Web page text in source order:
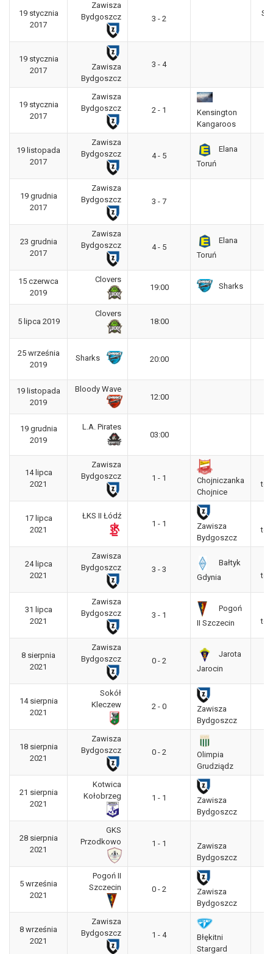
19 stycznia
2017
Zawisza
Bydgoszcz
3 - 2
19 stycznia
2017
Zawisza
Bydgoszcz
3 - 4
19 stycznia
2017
Zawisza
Bydgoszcz
2 - 1
Kensington
Kangaroos
19 listopada
2017
Zawisza
Bydgoszcz
4 - 5
Elana
Toruń
19 grudnia
2017
Zawisza
Bydgoszcz
3 - 7
23 grudnia
2017
Zawisza
Bydgoszcz
4 - 5
Elana
Toruń
15 czerwca
2019
Clovers
19:00
Sharks
5 lipca 2019
Clovers
18:00
25 września
2019
Sharks 20:00
19 listopada
2019
Bloody Wave
12:00
19 grudnia
2019
L.A. Pirates
03:00
14 lipca
2021
Zawisza
Bydgoszcz
1 - 1
Chojniczanka
Chojnice
17 lipca
2021
ŁKS II Łódź
1 - 1
Zawisza
Bydgoszcz
24 lipca
2021
Zawisza
Bydgoszcz
3 - 3
Bałtyk
Gdynia
31 lipca
2021
Zawisza
Bydgoszcz
3 - 1
Pogoń
II Szczecin
8 sierpnia
2021
Zawisza
Bydgoszcz
0 - 2
Jarota
Jarocin
14 sierpnia
2021
Sokół
Kleczew
2 - 0
Zawisza
Bydgoszcz
18 sierpnia
2021
Zawisza
Bydgoszcz
0 - 2
Olimpia
Grudziądz
21 sierpnia
2021
Kotwica
Kołobrzeg
1 - 1
Zawisza
Bydgoszcz
28 sierpnia
2021
GKS
Przodkowo
1 - 1
Zawisza
Bydgoszcz
5 września
2021
Pogoń II
Szczecin
0 - 2
Zawisza
Bydgoszcz
8 września
2021
Zawisza
Bydgoszcz
1 - 4
Błękitni
Stargard